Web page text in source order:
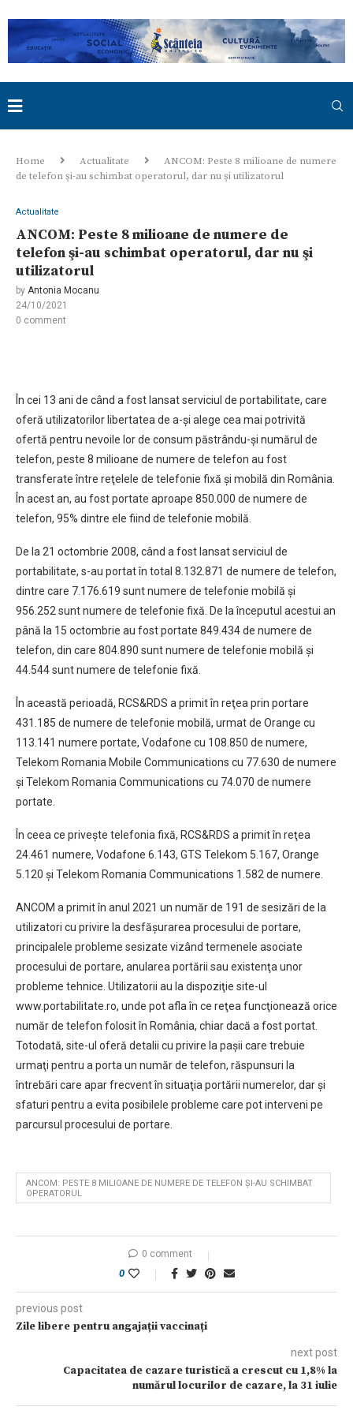
Home Actualitate
ANCOM: Peste 8 milioane de numere
de telefon şi-au schimbat operatorul, dar nu şi utilizatorul
Actualitate
ANCOM: Peste 8 milioane de numere de
telefon şi-au schimbat operatorul, dar nu şi
utilizatorul
by Antonia Mocanu
24/10/2021
0 comment
În cei 13 ani de când a fost lansat serviciul de portabilitate, care
oferă utilizatorilor libertatea de a-şi alege cea mai potrivită
ofertă pentru nevoile lor de consum păstrându-şi numărul de
telefon, peste 8 milioane de numere de telefon au fost
transferate între reţelele de telefonie fixă şi mobilă din România.
În acest an, au fost portate aproape 850.000 de numere de
telefon, 95% dintre ele fiind de telefonie mobilă.
De la 21 octombrie 2008, când a fost lansat serviciul de
portabilitate, s-au portat în total 8.132.871 de numere de telefon,
dintre care 7.176.619 sunt numere de telefonie mobilă şi
956.252 sunt numere de telefonie fixă. De la începutul acestui an
până la 15 octombrie au fost portate 849.434 de numere de
telefon, din care 804.890 sunt numere de telefonie mobilă şi
44.544 sunt numere de telefonie fixă.
În această perioadă, RCS&RDS a primit în reţea prin portare
431.185 de numere de telefonie mobilă, urmat de Orange cu
113.141 numere portate, Vodafone cu 108.850 de numere,
Telekom Romania Mobile Communications cu 77.630 de numere
şi Telekom Romania Communications cu 74.070 de numere
portate.
În ceea ce priveşte telefonia fixă, RCS&RDS a primit în reţea
24.461 numere, Vodafone 6.143, GTS Telekom 5.167, Orange
5.120 şi Telekom Romania Communications 1.582 de numere.
ANCOM a primit în anul 2021 un număr de 191 de sesizări de la
utilizatori cu privire la desfăşurarea procesului de portare,
principalele probleme sesizate vizând termenele asociate
procesului de portare, anularea portării sau existenţa unor
probleme tehnice. Utilizatorii au la dispoziţie site-ul
www.portabilitate.ro, unde pot afla în ce reţea funcţionează orice
număr de telefon folosit în România, chiar dacă a fost portat.
Totodată, site-ul oferă detalii cu privire la paşii care trebuie
urmaţi pentru a porta un număr de telefon, răspunsuri la
întrebări care apar frecvent în situaţia portării numerelor, dar şi
sfaturi pentru a evita posibilele probleme care pot interveni pe
parcursul procesului de portare.
ANCOM: PESTE 8 MILIOANE DE NUMERE DE TELEFON ŞI-AU SCHIMBAT
OPERATORUL
0 comment
0
previous post
Zile libere pentru angajații vaccinați
next post
Capacitatea de cazare turistică a crescut cu 1,8% la
numărul locurilor de cazare, la 31 iulie